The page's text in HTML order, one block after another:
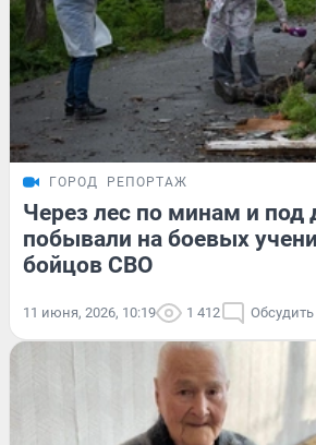
ГОРОД РЕПОРТАЖ
Через лес по минам и под
побывали на боевых
бойцов СВО
11 июня, 2026, 10:19 1 412 Обсудить